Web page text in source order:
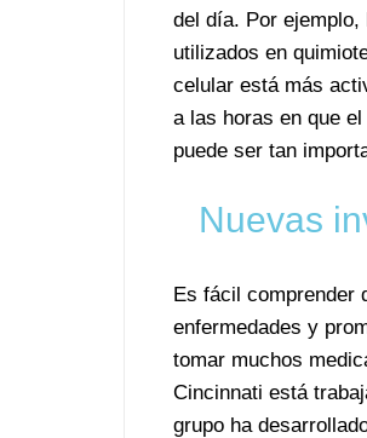
del día. Por
utilizados en
celular está más
a las horas en que
puede ser tan
Nuevas
Es fácil comprender
enfermedades y
tomar muchos
Cincinnati está
grupo ha